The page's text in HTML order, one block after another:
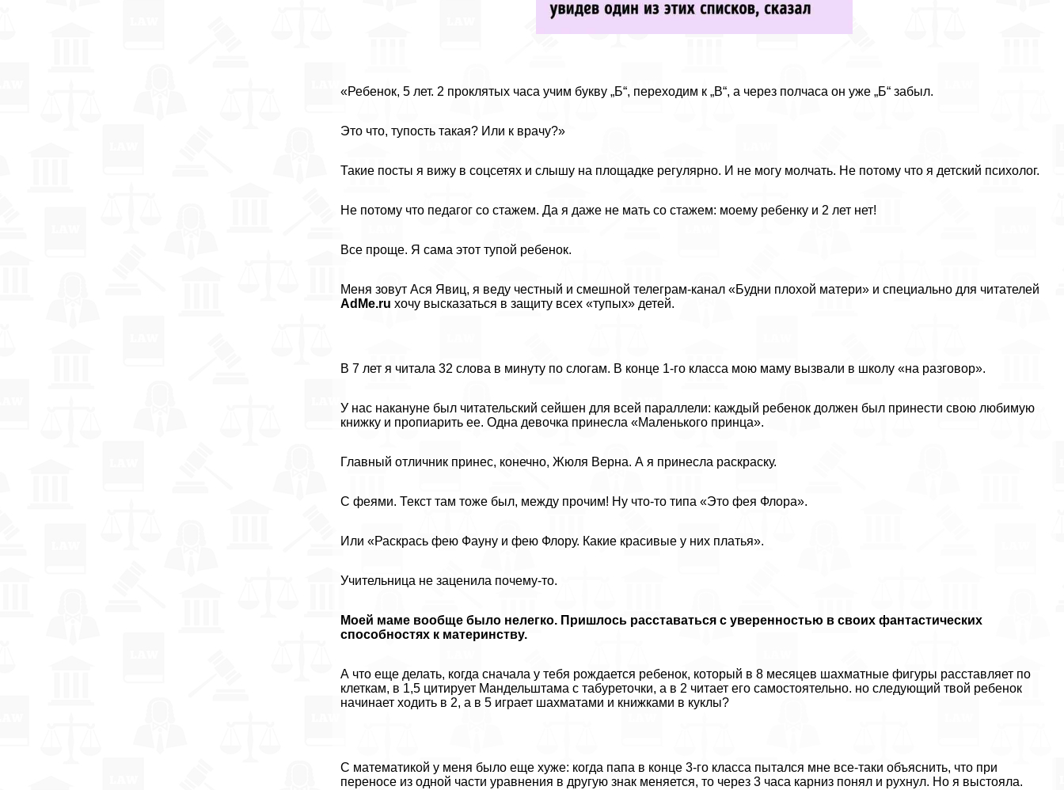
«Ребенок, 5 лет. 2 проклятых часа учим букву „Б“, переходим к „В“, а через полчаса он уже „Б“ забыл.
Это что, тупость такая? Или к врачу?»
Такие посты я вижу в соцсетях и слышу на площадке регулярно. И не могу молчать. Не потому что я детский психолог.
Не потому что педагог со стажем. Да я даже не мать со стажем: моему ребенку и 2 лет нет!
Все проще. Я сама этот тупой ребенок.
Меня зовут Ася Явиц, я веду честный и смешной телеграм-канал «Будни плохой матери» и специально для читателей
AdMe.ru хочу высказаться в защиту всех «тупых» детей.
В 7 лет я читала 32 слова в минуту по слогам. В конце 1-го класса мою маму вызвали в школу «на разговор».
У нас накануне был читательский сейшен для всей параллели: каждый ребенок должен был принести свою любимую
книжку и пропиарить ее. Одна дeвoчка принесла «Маленького принца».
Главный отличник принес, конечно, Жюля Верна. А я принесла раскраску.
С феями. Текст там тоже был, между прочим! Ну что-то типа «Это фея Флора».
Или «Раскрась фею Фауну и фею Флору. Какие красивые у них платья».
Учительница не заценила почему-то.
Моей маме вообще было нелегко. Пришлось расставаться с уверенностью в своих фантастических
способностях к материнству.
А что еще делать, когда сначала у тебя рождается ребенок, который в 8 месяцев шахматные фигуры расставляет по
клеткам, в 1,5 цитирует Maндельштама с табуреточки, а в 2 читает его самостоятельно. но следующий твой ребенок
начинает ходить в 2, а в 5 играет шахматами и книжками в куклы?
С математикой у меня было еще хуже: когда папа в конце 3-го класса пытался мне все-таки объяснить, что при
переносе из одной части уравнения в другую знак меняется, то через 3 часа карниз понял и рухнул. Но я выстояла.